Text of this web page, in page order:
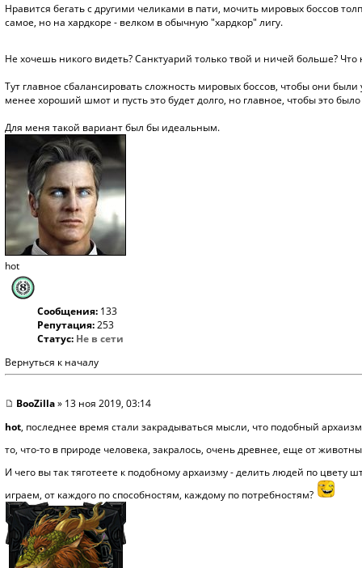
Нравится бегать с другими челиками в пати, мочить мировых боссов
самое, но на хардкоре - велком в обычную "хардкор" лигу.
Не хочешь никого видеть? Санктуарий только твой и ничей больше?
Тут главное сбалансировать сложность мировых боссов, чтобы они
менее хороший шмот и пусть это будет долго, но главное, чтобы это
Для меня такой вариант был бы идеальным.
hot
Сообщения: 133
Репутация:253
Статус: Не в сети
Вернуться к началу
BooZilla» 13 ноя 2019, 03:14
hot, последнее время стали закрадываться мысли, что подобный
то, что-то в природе человека, закралось, очень древнее, еще от
И чего вы так тяготеете к подобному архаизму - делить людей по цвету
играем, от каждого по способностям, каждому по потребностям?